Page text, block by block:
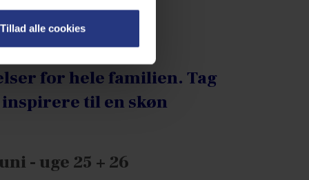
Tillad alle cookies
for hele familien. Tag
til en skøn
- uge 25 + 26